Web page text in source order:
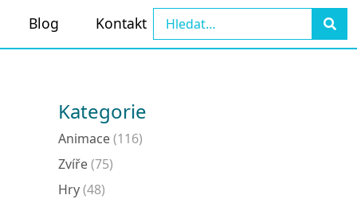
Blog Kontakt
Kategorie
Animace(116)
Zvíře(75)
Hry(48)